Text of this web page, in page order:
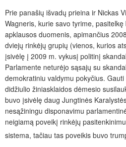
Prie panašių išvadų prieina ir Nickas
Wagneris, kurie savo tyrime,
apklausos duomenis, apimančius
dviejų rinkėjų grupių (vienos, kurios
įsivėlę į 2009 m. vykusį politinį
Parlamente neturėjo sąsajų su
demokratiniu valdymu pokyčius.
didžiulio žiniasklaidos dėmesio
buvo įsivėlę daug Jungtinės
nesąžiningu disponavimu
neigiamą poveikį rinkėjų
sistema, tačiau tas poveikis buvo